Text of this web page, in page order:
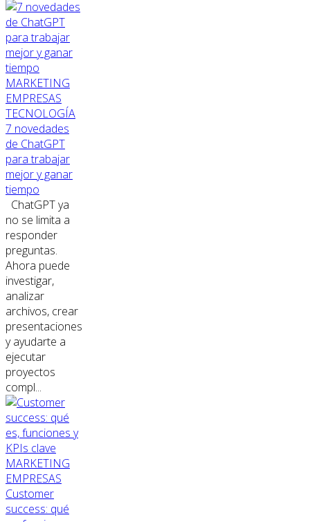
MARKETING
EMPRESAS
TECNOLOGÍA
7 novedades
de ChatGPT
para trabajar
mejor y ganar
tiempo
ChatGPT ya
no se limita a
responder
preguntas.
Ahora puede
investigar,
analizar
archivos, crear
presentaciones
y ayudarte a
ejecutar
proyectos
compl...
MARKETING
EMPRESAS
Customer
success: qué